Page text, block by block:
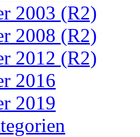
2003 (R2)
2008 (R2)
2012 (R2)
2016
2019